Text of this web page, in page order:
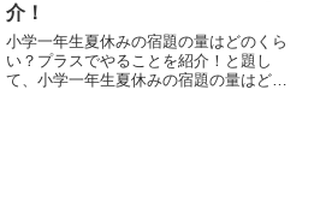
介！
小学一年生夏休みの宿題の量はどのくら
い？プラスでやることを紹介！と題し
て、小学一年生夏休みの宿題の量はどの